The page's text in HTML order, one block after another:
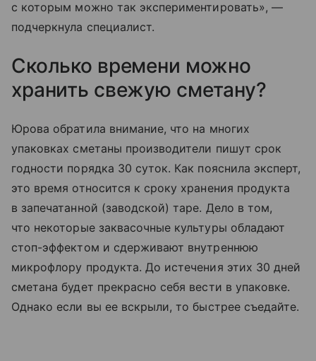
с которым можно так экспериментировать», —
подчеркнула специалист.
Сколько времени можно
хранить свежую сметану?
Юрова обратила внимание, что на многих
упаковках сметаны производители пишут срок
годности порядка 30 суток. Как пояснила эксперт,
это время относится к сроку хранения продукта
в запечатанной (заводской) таре. Дело в том,
что некоторые заквасочные культуры обладают
стоп-эффектом и сдерживают внутреннюю
микрофлору продукта. До истечения этих 30 дней
сметана будет прекрасно себя вести в упаковке.
Однако если вы ее вскрыли, то быстрее съедайте.